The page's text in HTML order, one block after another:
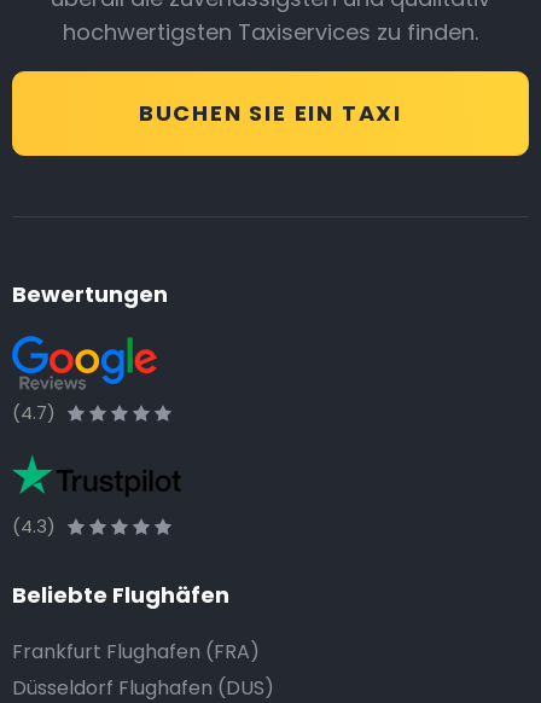
hochwertigsten Taxiservices zu finden.
BUCHEN SIE EIN TAXI
Bewertungen
(4.7)
(4.3)
Beliebte Flughäfen
Frankfurt Flughafen (FRA)
Düsseldorf Flughafen (DUS)